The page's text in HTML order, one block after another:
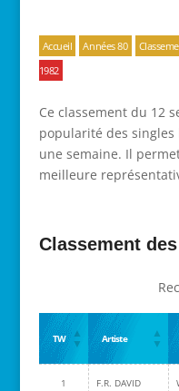
Accueil Années 80
1982
Ce classement du 12
popularité des
une semaine. Il
meilleure
Classement
TW Artiste
1 F.R. DAVID